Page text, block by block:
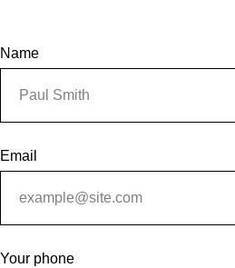
Name
Email
Your phone